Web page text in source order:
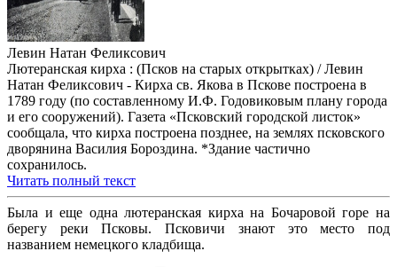
Левин Натан Феликсович
Лютеранская кирха : (Псков на старых открытках) / Левин
Натан Феликсович - Кирха св. Якова в Пскове построена в
1789 году (по составленному И.Ф. Годовиковым плану города
и его сооружений). Газета «Псковский городской листок»
сообщала, что кирха построена позднее, на землях псковского
дворянина Василия Бороздина. *Здание частично
сохранилось.
Читать полный текст
Была и еще одна лютеранская кирха на Бочаровой горе на
берегу реки Псковы. Псковичи знают это место под
названием немецкого кладбища.